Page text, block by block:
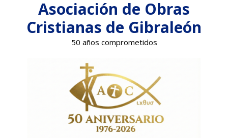
contenido
Asociación de Obras
Cristianas de Gibraleón
50 años comprometidos